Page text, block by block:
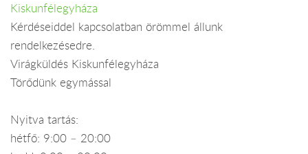
Kiskunfélegyháza
Kérdéseiddel kapcsolatban örömmel állunk
rendelkezésedre.
Virágküldés Kiskunfélegyháza
Törődünk egymással
Nyitva tartás:
hétfő: 9:00 – 20:00